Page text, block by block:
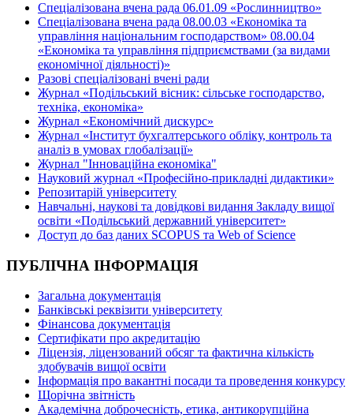
Спеціалізована вчена рада 06.01.09 «Рослинництво»
Спеціалізована вчена рада 08.00.03 «Економіка та
управління національним господарством» 08.00.04
«Економіка та управління підприємствами (за видами
економічної діяльності)»
Разові спеціалізовані вчені ради
Журнал «Подільський вісник: сільське господарство,
техніка, економіка»
Журнал «Економічний дискурс»
Журнал «Інститут бухгалтерського обліку, контроль та
аналіз в умовах глобалізації»
Журнал "Інноваційна економіка"
Науковий журнал «Професійно-прикладні дидактики»
Репозитарій університету
Навчальні, наукові та довідкові видання Закладу вищої
освіти «Подільський державний університет»
Доступ до баз даних SCOPUS та Web of Science
ПУБЛІЧНА ІНФОРМАЦІЯ
Загальна документація
Банківські реквізити університету
Фінансова документація
Сертифікати про акредитацію
Ліцензія, ліцензований обсяг та фактична кількість
здобувачів вищої освіти
Інформація про вакантні посади та проведення конкурсу
Щорічна звітність
Академічна доброчесність, етика, антикорупційна